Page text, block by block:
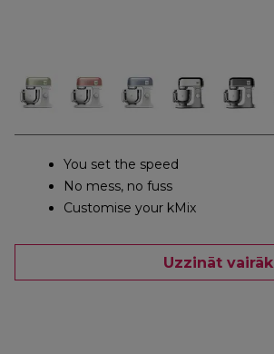
You set the speed
No mess, no fuss
Customise your kMix
Uzzināt vairāk